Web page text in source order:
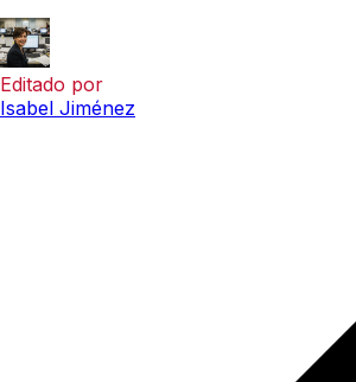
Editado por
Isabel Jiménez